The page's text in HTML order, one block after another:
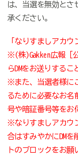
は、当選を無効とさ
承ください。
「なりすましアカウ
※(株)Gakken広報［
らDMをお送りするこ
※また、当選者様に
るために必要なお名
号や暗証番号等をお
※なりすましアカウ
合はすみやかにDM
トのブロックをお願